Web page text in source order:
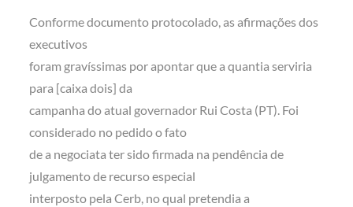
Conforme documento protocolado, as afirmações dos
executivos
foram gravíssimas por apontar que a quantia serviria
para [caixa dois] da
campanha do atual governador Rui Costa (PT). Foi
considerado no pedido o fato
de a negociata ter sido firmada na pendência de
julgamento de recurso especial
interposto pela Cerb, no qual pretendia a